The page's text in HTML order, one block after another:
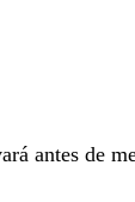
antes de